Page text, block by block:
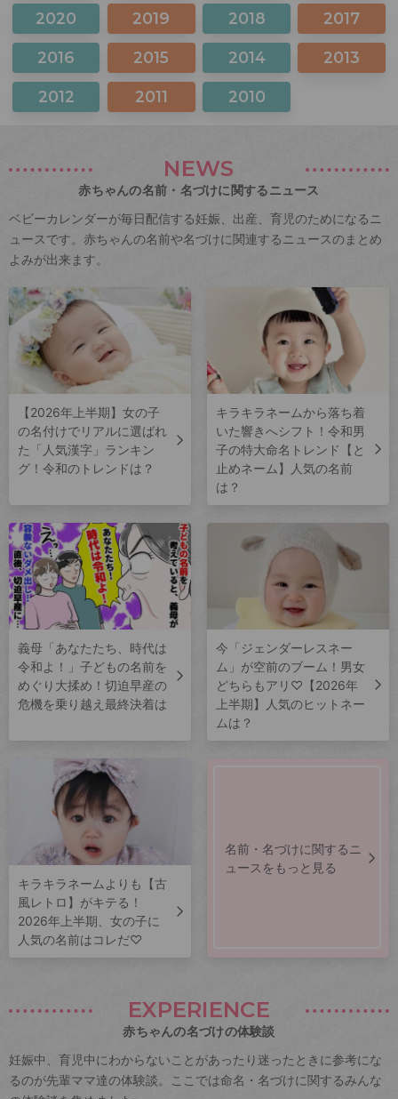
2020 2019 2018 2017
2016 2015 2014 2013
2012 2011 2010
NEWS
赤ちゃんの名前・名づけに関するニュース
ベビーカレンダーが毎日配信する妊娠、出産、育児のためになるニ
ュースです。赤ちゃんの名前や名づけに関連するニュースのまとめ
よみが出来ます。
【2026年上半期】女の子
の名付けでリアルに選ばれ
た「人気漢字」ランキン
グ！令和のトレンドは？
キラキラネームから落ち着
いた響きへシフト！令和男
子の特大命名トレンド【と
止めネーム】人気の名前
は？
義母「あなたたち、時代は
令和よ！」子どもの名前を
めぐり大揉め！切迫早産の
危機を乗り越え最終決着は
今「ジェンダーレスネー
ム」が空前のブーム！男女
どちらもアリ♡【2026年
上半期】人気のヒットネー
ムは？
キラキラネームよりも【古
風レトロ】がキテる！
2026年上半期、女の子に
人気の名前はコレだ♡
名前・名づけに関するニ
ュースをもっと見る
EXPERIENCE
赤ちゃんの名づけの体験談
妊娠中、育児中にわからないことがあったり迷ったときに参考にな
るのが先輩ママ達の体験談。ここでは命名・名づけに関するみんな